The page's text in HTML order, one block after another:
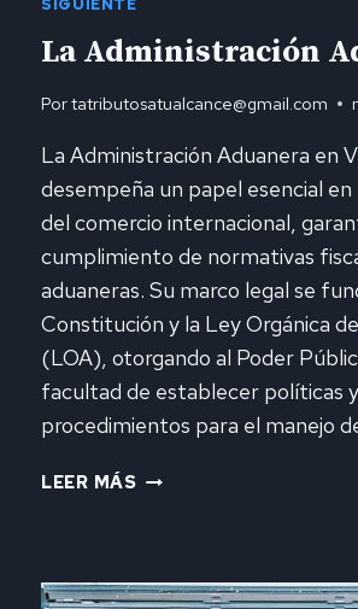
SIGUIENTE
La Administración
Portatributosatualcance@gmail.com
La Administración Aduanera en
desempeña un papel esencial en
del comercio internacional,
cumplimiento de normativas
aduaneras. Su marco legal se
Constitución y la Ley Orgánica
(LOA), otorgando al Poder
facultad de establecer políticas y
procedimientos para el manejo
LEER MÁSLA